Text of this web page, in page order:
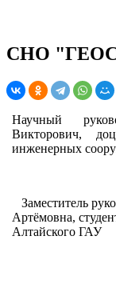
СНО
Научный
Викторович,
инженерных
Заместитель
Артёмовна,
Алтайского ГАУ